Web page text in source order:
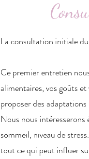
La consultation initiale
Ce premier entretien
alimentaires, vos goûts
proposer des
Nous nous intéresserons
sommeil, niveau de
tout ce qui peut influer